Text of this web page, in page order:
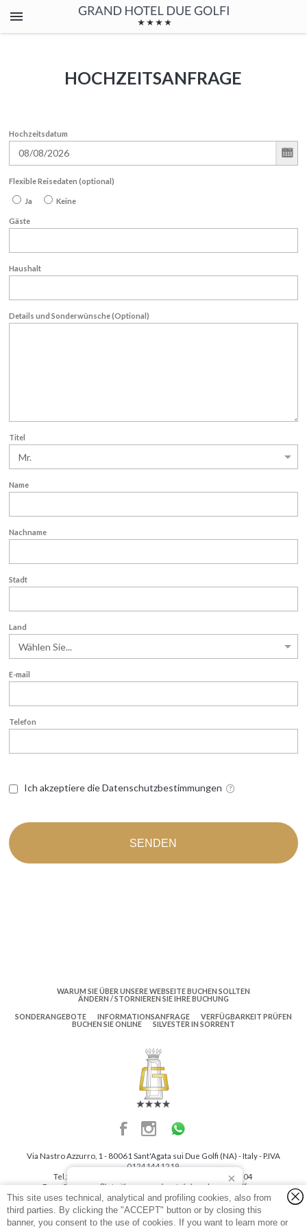
HOCHZEITSANFRAGE
Hochzeitsdatum
Flexible Reisedaten (optional)
Ja Keine
Gäste
Haushalt
Details und Sonderwünsche(Optional)
Titel
Name
Nachname
Stadt
Land
E-mail
Telefon
Ich akzeptiere die Datenschutzbestimmungen
SENDEN
WARUM SIE ÜBER UNSERE WEBSEITE BUCHEN SOLLTEN
ÄNDERN / STORNIEREN SIE IHRE BUCHUNG
SONDERANGEBOTE
INFORMATIONSANFRAGE
VERFÜGBARKEIT PRÜFEN
BUCHEN SIE ONLINE
SILVESTER IN SORRENT
Via Nastro Azzurro, 1 - 80061 Sant'Agata sui Due Golfi (NA) -Italy- P.IVA
01241441219
Tel.:
+39 081 878 00 04
Fax: +39 081 808 04 41
info@grandhotelduegolfi.com
Copyright © 2026 Grand Hotel Due Golfi. All rights reserved.Company Info
Privacy Policy- Cookie Policy- Sitemap, Impressum und Vorschläge
P.IVA e CF:0124 144 12 19
Via Nastro Azzurro, 1 - 80061 Sant'Agata (NA) - 80061 Sant'Agata sui Due Golfi
(NA) - Italy
This site uses technical, analytical and profiling cookies, also from
third parties. By clicking the "ACCEPT" button or by closing this
banner, you consent to the use of cookies. If you want to learn more or
Chat with us, we are here to help you!